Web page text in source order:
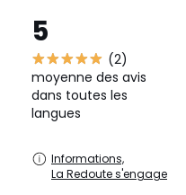
5
(2)
moyenne des avis
dans toutes les
langues
Informations,
La Redoute s'engage